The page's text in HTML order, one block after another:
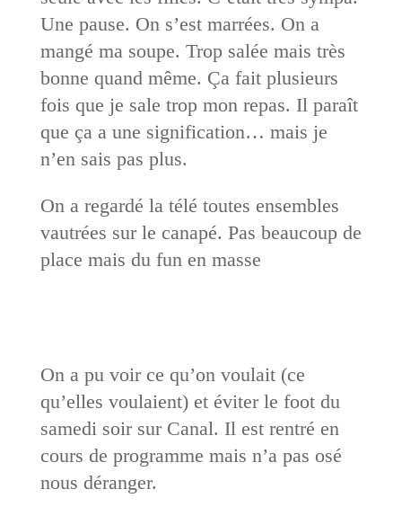
Une pause. On s’est marrées. On a
mangé ma soupe. Trop salée mais très
bonne quand même. Ça fait plusieurs
fois que je sale trop mon repas. Il paraît
que ça a une signification… mais je
n’en sais pas plus.
On a regardé la télé toutes ensembles
vautrées sur le canapé. Pas beaucoup de
place mais du fun en masse
On a pu voir ce qu’on voulait (ce
qu’elles voulaient) et éviter le foot du
samedi soir sur Canal. Il est rentré en
cours de programme mais n’a pas osé
nous déranger.